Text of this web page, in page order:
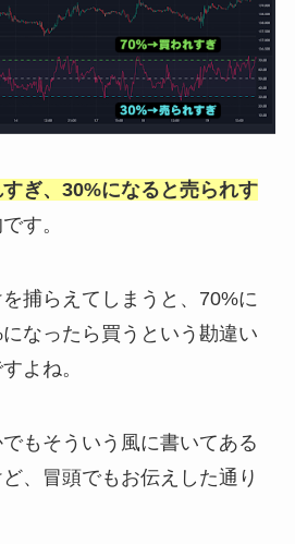
ぎ、30%になると売られす
す。
捕らえてしまうと、70%に
なったら買うという勘違い
よね。
もそういう風に書いてある
、冒頭でもお伝えした通り